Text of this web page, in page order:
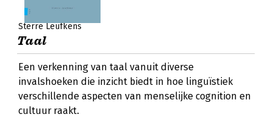
Sterre Leufkens
Taal
Een verkenning van taal vanuit diverse
invalshoeken die inzicht biedt in hoe linguïstiek
verschillende aspecten van menselijke cognition en
cultuur raakt.